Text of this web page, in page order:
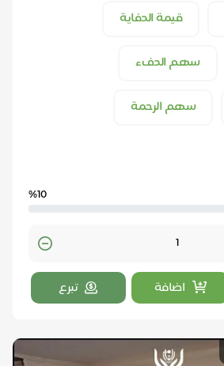
قيمة الدفاية
سهم الدفء
سهم الرحمة
%10
اضافة
تبرع